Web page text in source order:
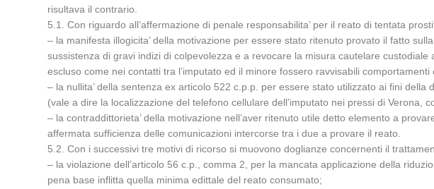
risultava il contrario.
5.1. Con riguardo all’affermazione di penale responsabilita’ per il reato di tentata
– la manifesta illogicita’ della motivazione per essere stato ritenuto provato il fatto
sussistenza di gravi indizi di colpevolezza e a revocare la misura cautelare
escluso come nei contatti tra l’imputato ed il minore fossero ravvisabili
– la nullita’ della sentenza ex articolo 522 c.p.p. per essere stato utilizzato ai fini
(vale a dire la localizzazione del telefono cellulare dell’imputato nei pressi di Verona,
– la contraddittorieta’ della motivazione nell’aver ritenuto utile detto elemento a
affermata sufficienza delle comunicazioni intercorse tra i due a provare il reato.
5.2. Con i successivi tre motivi di ricorso si muovono doglianze concernenti il
– la violazione dell’articolo 56 c.p., comma 2, per la mancata applicazione della
pena base inflitta quella minima edittale del reato consumato;